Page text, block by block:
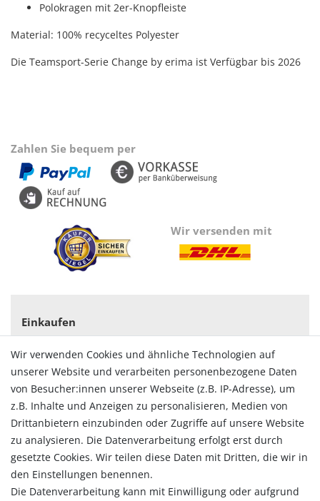
Polokragen mit 2er-Knopfleiste
Material: 100% recyceltes Polyester
Die Teamsport-Serie Change by erima ist Verfügbar bis 2026
Zahlen Sie bequem per
Wir versenden mit
Einkaufen
Zahlungsarten
Versandarten & -kosten
Widerrufsrecht
Vertrag widerrufen
Konto
Login
Registrieren
Warenkorb
Zur Kasse
Wir verwenden Cookies und ähnliche Technologien auf
unserer Website und verarbeiten personenbezogene Daten
von Besucher:innen unserer Webseite (z.B. IP-Adresse), um
z.B. Inhalte und Anzeigen zu personalisieren, Medien von
Drittanbietern einzubinden oder Zugriffe auf unsere Website
zu analysieren. Die Datenverarbeitung erfolgt erst durch
gesetzte Cookies. Wir teilen diese Daten mit Dritten, die wir in
den Einstellungen benennen.
Die Datenverarbeitung kann mit Einwilligung oder aufgrund